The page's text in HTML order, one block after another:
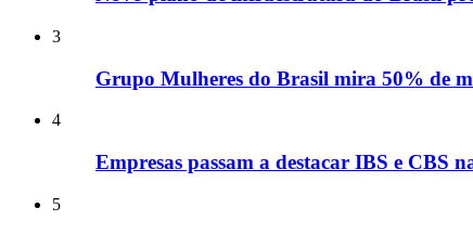
3
Grupo Mulheres do Brasil mira 50% de
4
Empresas passam a destacar IBS e CBS
5